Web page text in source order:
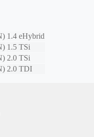
1.4 eHybrid
1.5 TSi
2.0 TSi
2.0 TDI